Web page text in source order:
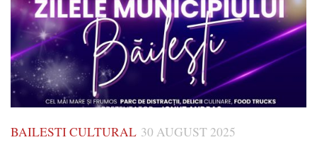
BAILESTI CULTURAL 30 AUGUST 2025